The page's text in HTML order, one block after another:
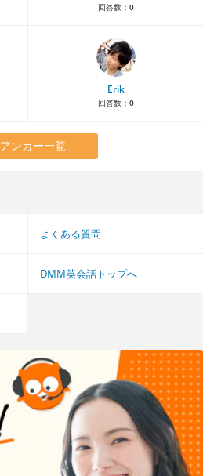
回答数： 0
Erik
回答数： 0
アンカー一覧
よくある質問
DMM英会話トップへ